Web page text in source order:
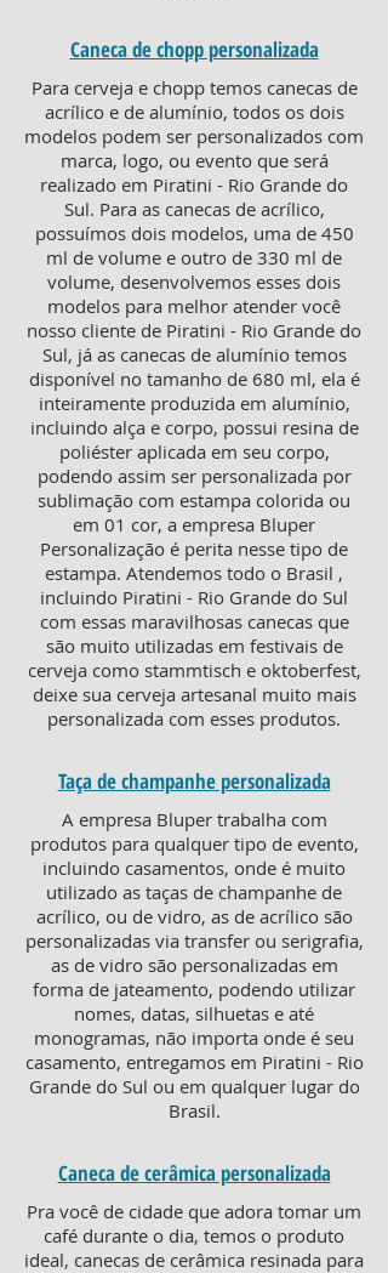
Caneca de chopp personalizada
Para cerveja e chopp temos canecas de
acrílico e de alumínio, todos os dois
modelos podem ser personalizados com
marca, logo, ou evento que será
realizado em Piratini - Rio Grande do
Sul. Para as canecas de acrílico,
possuímos dois modelos, uma de 450
ml de volume e outro de 330 ml de
volume, desenvolvemos esses dois
modelos para melhor atender você
nosso cliente de Piratini - Rio Grande do
Sul, já as canecas de alumínio temos
disponível no tamanho de 680 ml, ela é
inteiramente produzida em alumínio,
incluindo alça e corpo, possui resina de
poliéster aplicada em seu corpo,
podendo assim ser personalizada por
sublimação com estampa colorida ou
em 01 cor, a empresa Bluper
Personalização é perita nesse tipo de
estampa. Atendemos todo o Brasil ,
incluindo Piratini - Rio Grande do Sul
com essas maravilhosas canecas que
são muito utilizadas em festivais de
cerveja como stammtisch e oktoberfest,
deixe sua cerveja artesanal muito mais
personalizada com esses produtos.
Taça de champanhe personalizada
A empresa Bluper trabalha com
produtos para qualquer tipo de evento,
incluindo casamentos, onde é muito
utilizado as taças de champanhe de
acrílico, ou de vidro, as de acrílico são
personalizadas via transfer ou serigrafia,
as de vidro são personalizadas em
forma de jateamento, podendo utilizar
nomes, datas, silhuetas e até
monogramas, não importa onde é seu
casamento, entregamos em Piratini - Rio
Grande do Sul ou em qualquer lugar do
Brasil.
Caneca de cerâmica personalizada
Pra você de cidade que adora tomar um
café durante o dia, temos o produto
ideal, canecas de cerâmica resinada para